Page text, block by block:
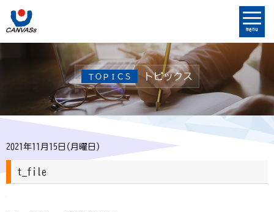
menu
ＴＯＰＩＣＳ トピックス
2021年11月15日(月曜日)
t_file